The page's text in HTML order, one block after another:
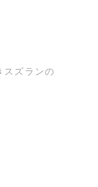
スズランの